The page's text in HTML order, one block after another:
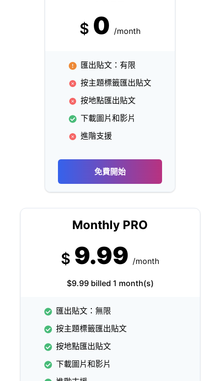
$ 0 /month
匯出貼文：有限
按主題標籤匯出貼文
按地點匯出貼文
下載圖片和影片
進階支援
免費開始
Monthly PRO
$ 9.99 /month
$9.99 billed 1 month(s)
匯出貼文：無限
按主題標籤匯出貼文
按地點匯出貼文
下載圖片和影片